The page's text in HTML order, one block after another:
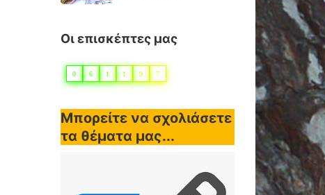
Οι επισκέπτες μας
0 6 1 1 9 7
Μπορείτε να σχολιάσετε
τα θέματα μας...